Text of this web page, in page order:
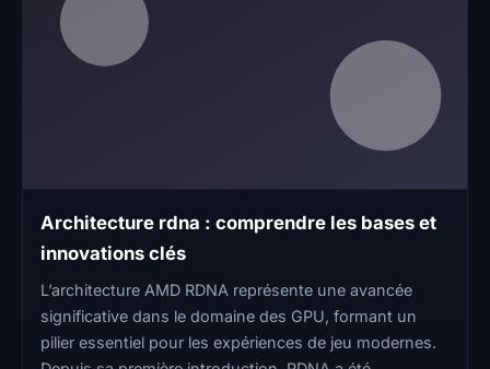
Architecture rdna : comprendre les bases et
innovations clés
L’architecture AMD RDNA représente une avancée
significative dans le domaine des GPU, formant un
pilier essentiel pour les expériences de jeu modernes.